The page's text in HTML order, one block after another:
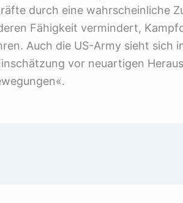
durch eine wahrscheinliche
Fähigkeit vermindert,
Auch die US-Army sieht sich
vor neuartigen